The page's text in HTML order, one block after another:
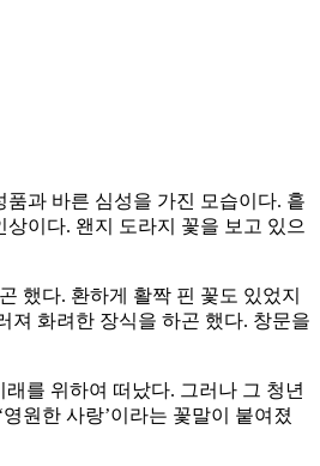
과 바른 심성을 가진 모습이다. 흩
이다. 왠지 도라지 꽃을 보고 있으
했다. 환하게 활짝 핀 꽃도 있었지
져 화려한 장식을 하곤 했다. 창문을
를 위하여 떠났다. 그러나 그 청년
원한 사랑’이라는 꽃말이 붙여졌